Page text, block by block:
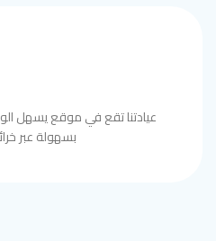
عيادتنا تقع في موقع يسهل
بسهولة عبر